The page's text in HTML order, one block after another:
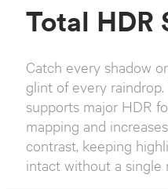
Total HDR
Catch every shadow
glint of every
supports major HDR
mapping and
contrast, keeping
intact without a single